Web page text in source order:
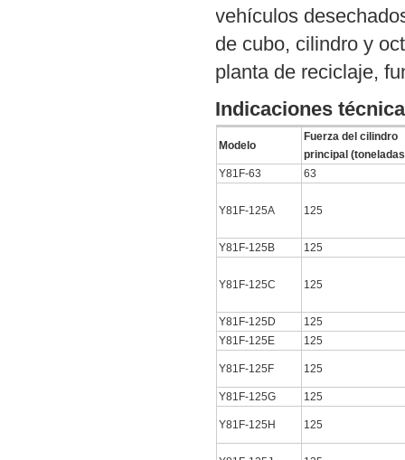
vehículos
de cubo, cilindro y
planta de reciclaje,
Indicaciones
Modelo
Fuerza del cilindro
principal
Y81F-63
63
Y81F-125A 125
Y81F-125B 125
Y81F-125C 125
Y81F-125D
125
Y81F-125E
125
Y81F-125F 125
Y81F-125G 125
Y81F-125H 125